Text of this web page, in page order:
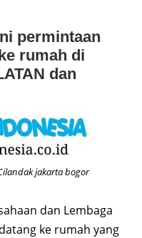
permintaan
rumah di
dan
jakarta bogor
dan Lembaga
ke rumah yang